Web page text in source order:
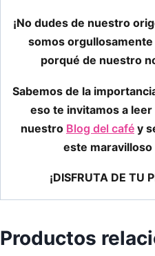
¡No dudes de nuestro
somos
porqué de nuestro
Sabemos de la
eso te invitamos a
nuestro Blog del café y
este
¡DISFRUTA DE TU
Productos